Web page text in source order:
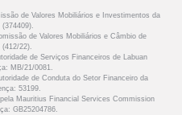
de Valores Mobiliários e Investimentos da
de Valores Mobiliários e Câmbio de
22).
de Serviços Financeiros de Labuan
MB/21/0081.
de Conduta do Setor Financeiro da
53199.
Mauritius Financial Services Commission
GB25204786.